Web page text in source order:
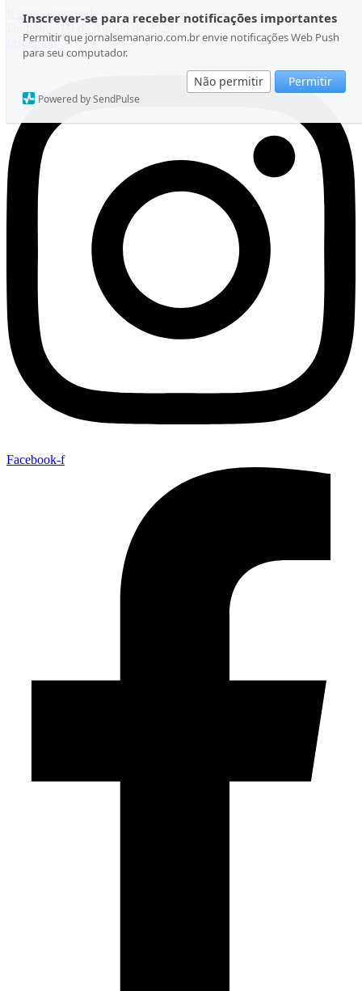
Inscrever-se para receber notificações importantes
Permitir que jornalsemanario.com.br envie notificações Web Push
para seu computador.
Não permitir Permitir
Powered by SendPulse
Ir para o conteúdo
Domingo, 09 de Agosto de 2026
Instagram
Facebook-f